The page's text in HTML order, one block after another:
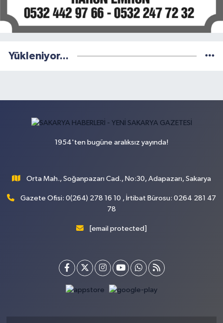
Yükleniyor...
1954'ten bugüne aralıksız yayında!
Orta Mah., Soğanpazarı Cad., No:30, Adapazarı, Sakarya
Gazete Ofisi: 0(264) 278 16 10 , İrtibat Bürosu: 0264 281 47
78
[email protected]